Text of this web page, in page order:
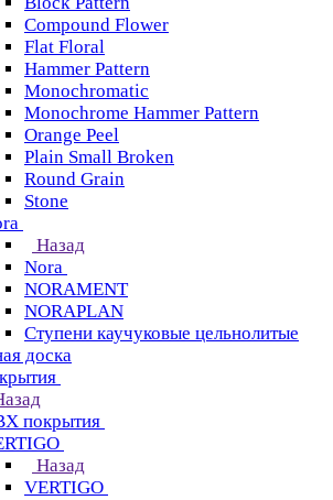
Compound Flower
Flat Floral
Hammer Pattern
Monochromatic
Monochrome Hammer Pattern
Orange Peel
Plain Small Broken
Round Grain
Stone
Назад
Nora
NORAMENT
NORAPLAN
Ступени каучуковые цельнолитые
доска
покрытия
Назад
VERTIGO